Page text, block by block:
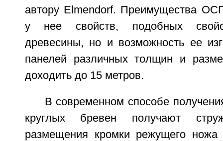
автору Elmendorf. Преимущества
у нее свойств, подобных
древесины, но и возможность ее
панелей различных толщин и
доходить до 15 метров.
В современном способе
круглых бревен получают
размещения кромки режущего ножа